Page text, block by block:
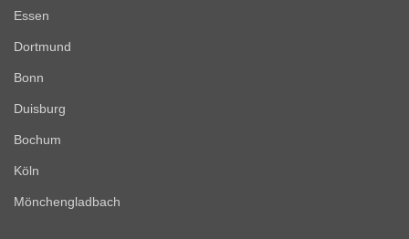
Essen
Dortmund
Bonn
Duisburg
Bochum
Köln
Mönchengladbach